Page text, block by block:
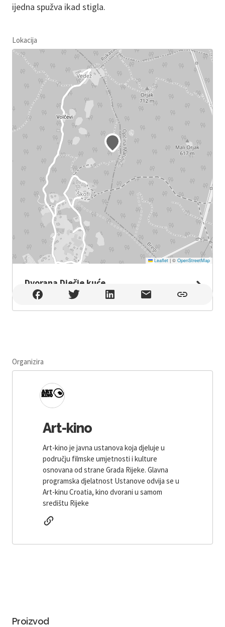
ijedna spužva ikad stigla.
Lokacija
Leaflet |© OpenStreetMap
Dvorana Dječje kuće
Dvorana Dječje kuće , Rijeka
Organizira
Art-kino
Art-kino je javna ustanova koja djeluje u
području filmske umjetnosti i kulture
osnovana od strane Grada Rijeke. Glavna
programska djelatnost Ustanove odvija se u
Art-kinu Croatia, kino dvorani u samom
središtu Rijeke
Proizvod